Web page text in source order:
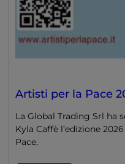
Artisti per la Pace
La Global Trading Srl ha
Kyla Caffè l’edizione
Pace,